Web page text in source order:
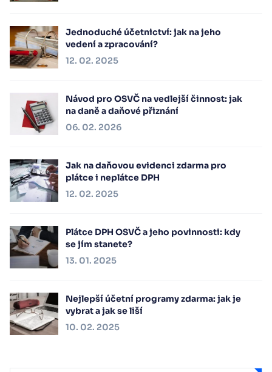
Jednoduché účetnictví: jak na jeho
vedení a zpracování?
12. 02. 2025
Návod pro OSVČ na vedlejší činnost: jak
na daně a daňové přiznání
06. 02. 2026
Jak na daňovou evidenci zdarma pro
plátce i neplátce DPH
12. 02. 2025
Plátce DPH OSVČ a jeho povinnosti: kdy
se jím stanete?
13. 01. 2025
Nejlepší účetní programy zdarma: jak je
vybrat a jak se liší
10. 02. 2025